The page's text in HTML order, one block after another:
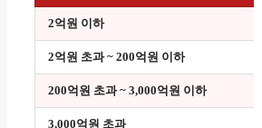
2억원 이하
2억원 초과 ~ 200억원 이하
200억원 초과 ~ 3,000억원 이하
3,000억원 초과